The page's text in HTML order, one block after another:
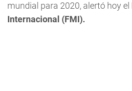
mundial para 2020, alertó hoy el
Internacional (FMI).